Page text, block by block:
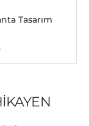
Tasarım